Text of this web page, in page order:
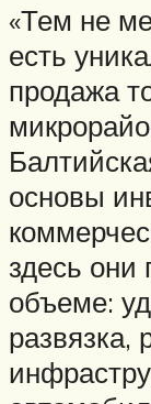
«Тем не
есть
продажа
основы
здесь они
объеме:
развязка,